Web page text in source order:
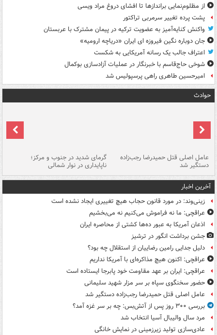
از مظلوم‌نمایی براندازها تا افشای دروغ مراد ویسی
پشت پرده تغییر سرمربی تراکتور
واکنش کنایه‌آمیز به عضویت ترکیه در پیمان مشترک با عربستان
جان دوباره نگین فیروزه ای ایران «دریاچه ارومیه»
اعتراف جالب یک رسانه آمریکایی به شکست
شوخی حاج‌قاسم با خبرنگار در عملیات آزادسازی بوکمال
امیرحسین طاهری راهی پرسپولیس شد
حوادث
عامل اصلی قتل حمیدرضا رجب‌زاده
دستگیر شد
گرمای شدید در جنوب و مرکز؛
ناپایداری در نوار شمالی
آخرین اخبار
زینی‌وند: در مورد قانون حجاب هیچ تغییری ایجاد نشده است
عراقچی: ما نه فراموش می‌کنیم نه می‌بخشیم
اذعان آمریکا به عبور ده‌ها کشتی از محاصره ایران
جشن برداشت انگور در ترشیز
دلیل جدایی رامین رضاییان از استقلال چه بود؟
عراقچی: اکنون هیچ مذاکره‌ای با آمریکا نداریم
عراقچی: ایران بر عهد مقاومت خود پابرجا ایستاده است
حضور سخنگوی سپاه بر سر مزار شهید سلیمانی
عامل اصلی قتل حمیدرضا رجب‌زاده دستگیر شد
بررسی ۳۰۰ روز پس از آتش‌بس: چه بر سر غزه آمد؟
مرد سال والیبال آسیا انتخاب شد
عادی‌سازی تولید زیرزمینی در نمایش خانگی